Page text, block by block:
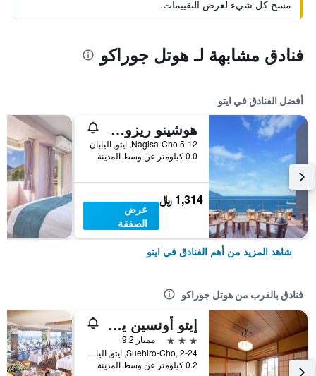
مسح كل شيء لعرض التقييمات.
فنادق مشابهة لـ هوتل جوراكو
أفضل الفنادق في ايتو
هوشينو ريزورتس كاي آنجين
5-12 Nagisa-Cho, ايتو, اليابان
0.0 كيلومتر عن وسط المدينة
1,314 ﷼
عرض
الصفقة
شاهد المزيد من أهم الفنادق في ايتو
فنادق بالقرب من هوتل جوراكو
إيتو أونسين يوكيكان
3 نجوم
ممتاز 9.2
Suehiro-Cho, 2-24, ايتو, اليابان
0.2 كيلومتر عن وسط المدينة